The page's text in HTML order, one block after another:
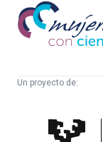
Mujeres
con
ciencia
Un proyecto de:
Cultura